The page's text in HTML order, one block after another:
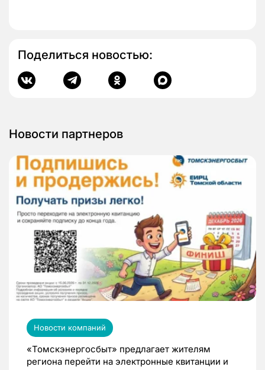
Поделиться новостью:
Новости партнеров
Новости компаний
«Томскэнергосбыт» предлагает жителям
региона перейти на электронные квитанции и